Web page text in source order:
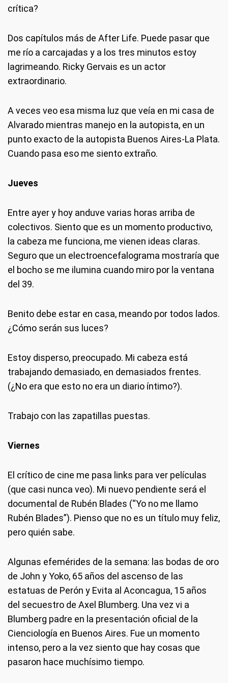
crítica?
Dos capítulos más de After Life. Puede pasar que
me río a carcajadas y a los tres minutos estoy
lagrimeando. Ricky Gervais es un actor
extraordinario.
A veces veo esa misma luz que veía en mi casa de
Alvarado mientras manejo en la autopista, en un
punto exacto de la autopista Buenos Aires-La Plata.
Cuando pasa eso me siento extraño.
Jueves
Entre ayer y hoy anduve varias horas arriba de
colectivos. Siento que es un momento productivo,
la cabeza me funciona, me vienen ideas claras.
Seguro que un electroencefalograma mostraría que
el bocho se me ilumina cuando miro por la ventana
del 39.
Benito debe estar en casa, meando por todos lados.
¿Cómo serán sus luces?
Estoy disperso, preocupado. Mi cabeza está
trabajando demasiado, en demasiados frentes.
(¿No era que esto no era un diario íntimo?).
Trabajo con las zapatillas puestas.
Viernes
El crítico de cine me pasa links para ver películas
(que casi nunca veo). Mi nuevo pendiente será el
documental de Rubén Blades (“Yo no me llamo
Rubén Blades”). Pienso que no es un título muy feliz,
pero quién sabe.
Algunas efemérides de la semana: las bodas de oro
de John y Yoko, 65 años del ascenso de las
estatuas de Perón y Evita al Aconcagua, 15 años
del secuestro de Axel Blumberg. Una vez vi a
Blumberg padre en la presentación oficial de la
Cienciología en Buenos Aires. Fue un momento
intenso, pero a la vez siento que hay cosas que
pasaron hace muchísimo tiempo.